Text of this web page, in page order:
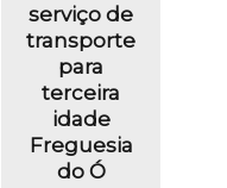
serviço de
transporte
para
terceira
idade
Freguesia
do Ó